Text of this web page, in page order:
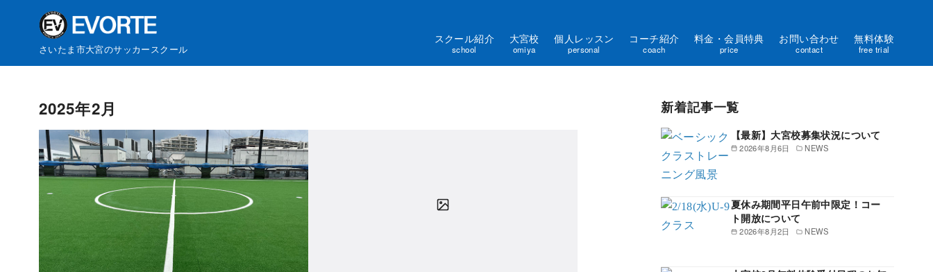
さいたま市大宮のサッカースクール
スクール紹介
school
大宮校
omiya
個人レッスン
personal
コーチ紹介
coach
料金・会員特典
price
お問い合わせ
contact
無料体験
free trial
2025年2月 新着記事一覧
2026年8月6日 NEWS
【最新】大宮校募集状況について
2026年8月2日 NEWS
夏休み期間平日午前中限定！コー
ト開放について